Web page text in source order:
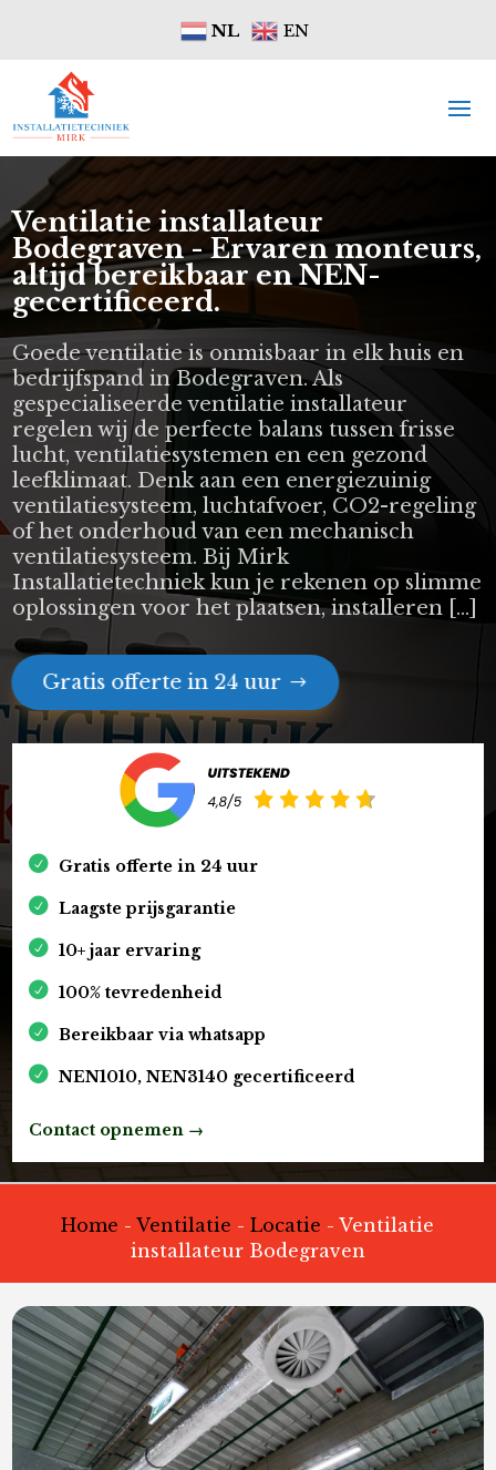
NL EN
Ventilatie installateur
Bodegraven - Ervaren monteurs,
altijd bereikbaar en NEN-
gecertificeerd.
Goede ventilatie is onmisbaar in elk huis en
bedrijfspand in Bodegraven. Als
gespecialiseerde ventilatie installateur
regelen wij de perfecte balans tussen frisse
lucht, ventilatiesystemen en een gezond
leefklimaat. Denk aan een energiezuinig
ventilatiesysteem, luchtafvoer, CO2-regeling
of het onderhoud van een mechanisch
ventilatiesysteem. Bij Mirk
Installatietechniek kun je rekenen op slimme
oplossingen voor het plaatsen, installeren […]
Gratis offerte in 24 uur
Gratis offerte in 24 uur
Laagste prijsgarantie
10+ jaar ervaring
100% tevredenheid
Bereikbaar via whatsapp
NEN1010, NEN3140 gecertificeerd
Contact opnemen →
Home -Ventilatie -Locatie -Ventilatie
installateur Bodegraven